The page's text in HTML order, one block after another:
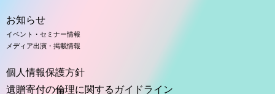
お知らせ
イベント・セミナー情報
メディア出演・掲載情報
個人情報保護方針
遺贈寄付の倫理に関するガイドライン